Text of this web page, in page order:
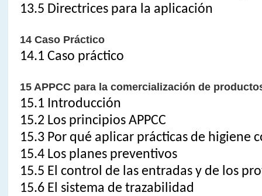
13.5 Directrices para la aplicación
14 Caso Práctico
14.1 Caso práctico
15 APPCC para la comercialización de
15.1 Introducción
15.2 Los principios APPCC
15.3 Por qué aplicar prácticas de higiene
15.4 Los planes preventivos
15.5 El control de las entradas y de los
15.6 El sistema de trazabilidad